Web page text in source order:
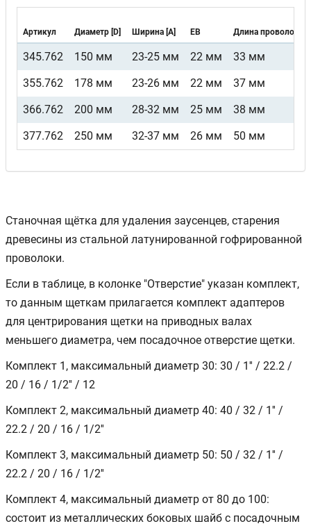
Артикул Диаметр [D] Ширина [A] EB Длина проволоки
345.762 150 мм 23-25 мм 22 мм
33 мм
355.762
178 мм 23-26 мм 22 мм
37 мм
366.762
200 мм 28-32 мм 25 мм
38 мм
377.762
250 мм 32-37 мм 26 мм 50 мм
Станочная щётка для удаления заусенцев, старения
древесины из стальной латунированной гофрированной
проволоки.
Если в таблице, в колонке "Отверстие" указан комплект,
то данным щеткам прилагается комплект адаптеров
для центрирования щетки на приводных валах
меньшего диаметра, чем посадочное отверстие щетки.
Комплект 1, максимальный диаметр 30: 30 / 1'' / 22.2 /
20 / 16 / 1/2'' / 12
Комплект 2, максимальный диаметр 40: 40 / 32 / 1'' /
22.2 / 20 / 16 / 1/2''
Комплект 3, максимальный диаметр 50: 50 / 32 / 1'' /
22.2 / 20 / 16 / 1/2''
Комплект 4, максимальный диаметр от 80 до 100:
состоит из металлических боковых шайб с посадочным